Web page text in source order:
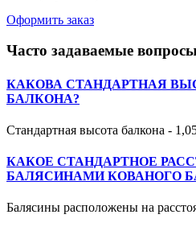
Оформить заказ
Часто задаваемые
КАКОВА СТАНДАРТНАЯ
БАЛКОНА?
Стандартная высота балкона -
КАКОЕ СТАНДАРТНОЕ
БАЛЯСИНАМИ КОВАНОГО
Балясины расположены на